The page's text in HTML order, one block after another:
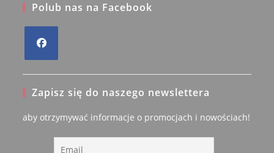
Polub nas na Facebook
a
new
Zapisz się do naszego newslettera
aby otrzymywać informacje o promocjach i nowościach!